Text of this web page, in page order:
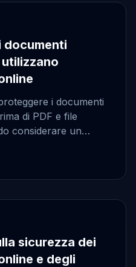
documenti
i documenti
di PDF e file
considerare un
sicurezza dei
e degli